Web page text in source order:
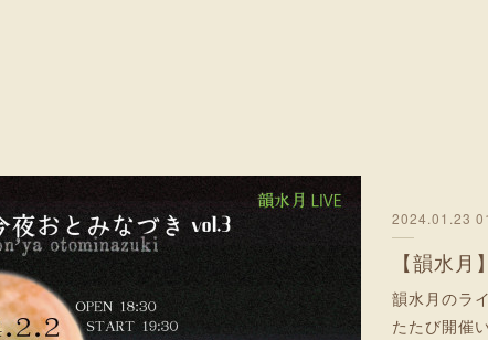
2024.01.23
【韻水
韻水月のラ
たたび開催